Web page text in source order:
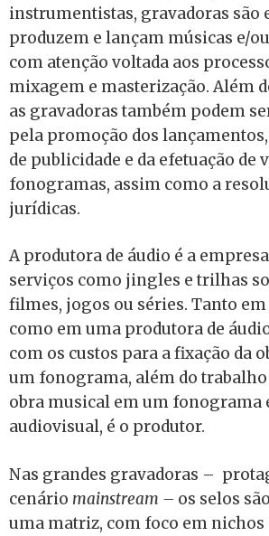
instrumentistas, gravadoras são
produzem e lançam músicas e/
com atenção voltada aos
mixagem e masterização. Além
as gravadoras também podem
pela promoção dos
de publicidade e da efetuação de
fonogramas, assim como a
jurídicas.
A produtora de áudio é a
serviços como jingles e trilhas
filmes, jogos ou séries. Tanto
como em uma produtora de
com os custos para a fixação da
um fonograma, além do trabalho
obra musical em um fonograma
audiovisual, é o produtor.
Nas grandes gravadoras –
cenário mainstream – os selos
uma matriz, com foco em nichos